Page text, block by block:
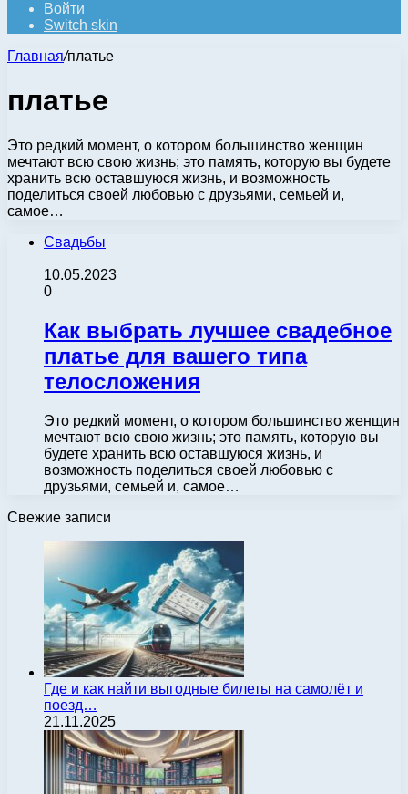
Войти
Switch skin
Главная/платье
платье
Это редкий момент, о котором большинство женщин
мечтают всю свою жизнь; это память, которую вы будете
хранить всю оставшуюся жизнь, и возможность
поделиться своей любовью с друзьями, семьей и,
самое…
Свадьбы
10.05.2023
0
Как выбрать лучшее свадебное
платье для вашего типа
телосложения
Это редкий момент, о котором большинство женщин
мечтают всю свою жизнь; это память, которую вы
будете хранить всю оставшуюся жизнь, и
возможность поделиться своей любовью с
друзьями, семьей и, самое…
Свежие записи
Где и как найти выгодные билеты на самолёт и
поезд…
21.11.2025